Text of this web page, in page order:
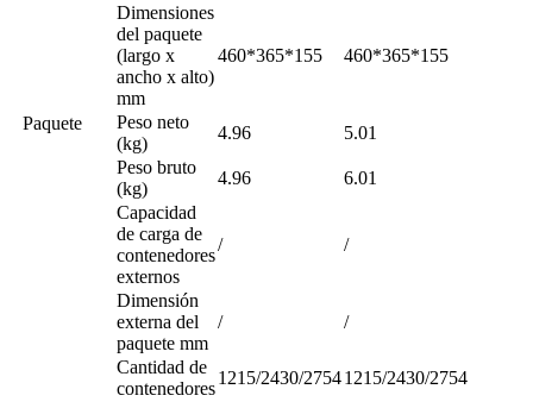
Paquete
Dimensiones
del paquete
(largo x
ancho x alto)
mm
460*365*155 460*365*155
Peso neto
(kg)
4.96
5.01
Peso bruto
(kg)
4.96
6.01
Capacidad
de carga de
contenedores
externos
/ /
Dimensión
externa del
paquete mm
/ /
Cantidad de
contenedores
1215/2430/27541215/2430/2754